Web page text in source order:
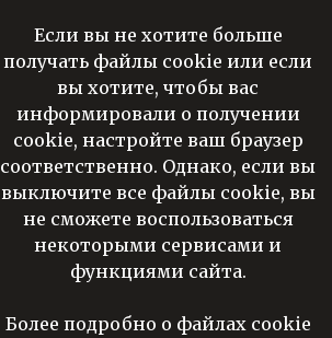
Если вы не хотите больше
получать файлы cookie или если
вы хотите, чтобы вас
информировали о получении
cookie, настройте ваш браузер
соответственно. Однако, если вы
выключите все файлы cookie, вы
не сможете воспользоваться
некоторыми сервисами и
функциями сайта.
Более подробно о файлах cookie